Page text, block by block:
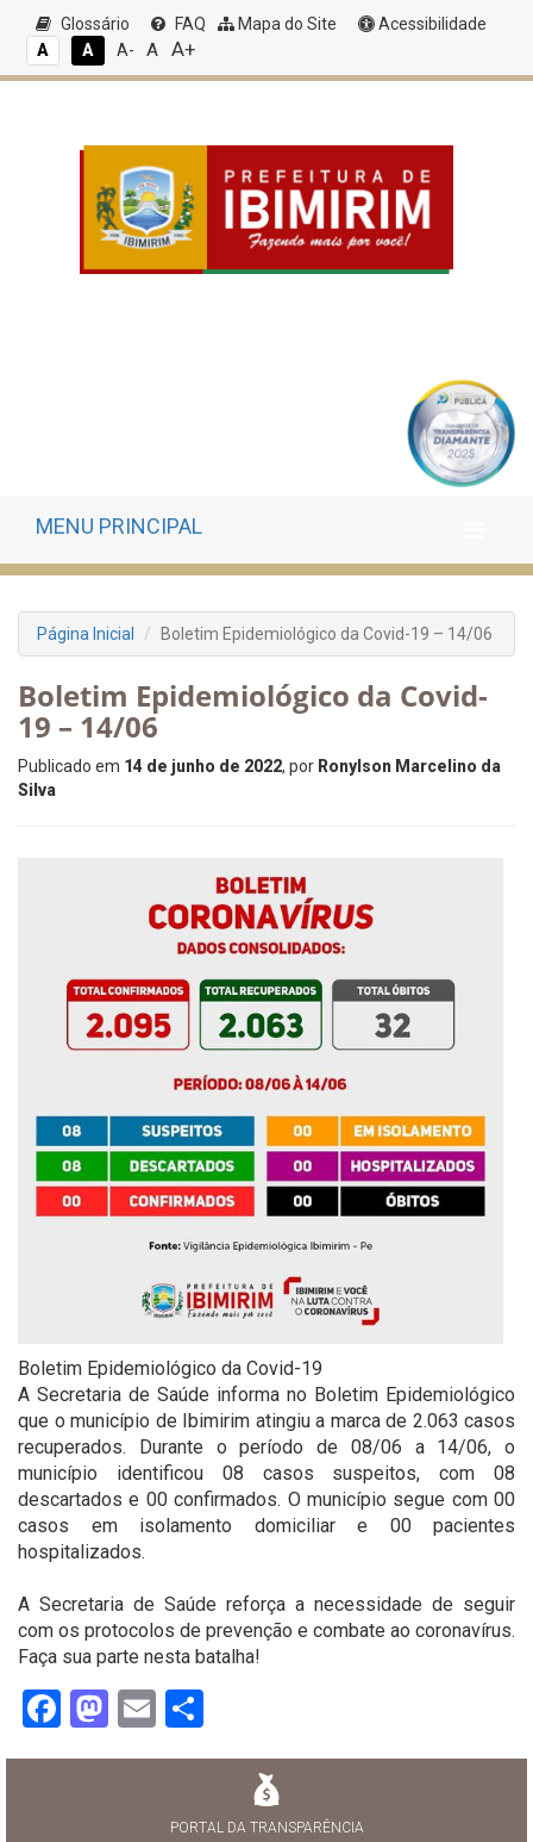
Glossário FAQ Mapa do Site
Acessibilidade
A
A A- A A+
MENU PRINCIPAL
Página Inicial Boletim Epidemiológico da Covid-19 – 14/06
Boletim Epidemiológico da Covid-
19 – 14/06
Publicado em 14 de junho de 2022, por Ronylson Marcelino da
Silva
Boletim Epidemiológico da Covid-19
A Secretaria de Saúde informa no Boletim Epidemiológico
que o município de Ibimirim atingiu a marca de 2.063 casos
recuperados. Durante o período de 08/06 a 14/06, o
município identificou 08 casos suspeitos, com 08
descartados e 00 confirmados. O município segue com 00
casos em isolamento domiciliar e 00 pacientes
hospitalizados.
A Secretaria de Saúde reforça a necessidade de seguir
com os protocolos de prevenção e combate ao coronavírus.
Faça sua parte nesta batalha!
Facebook
Mastodon
Email
PORTAL DA TRANSPARÊNCIA